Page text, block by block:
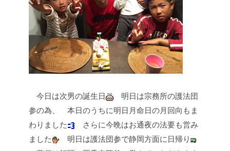
今日は次男の誕生日
明日は宗務所の護法団
参の為、
本日のうちに明日月命日の月回向もま
わりました
さらに今晩はお通夜の法要も営み
ました
明日は護法団参で静岡方面に日帰り